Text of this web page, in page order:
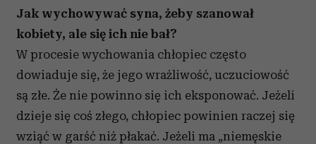
Jak wychowywać syna, żeby szanował
kobiety, ale się ich nie bał?
W procesie wychowania chłopiec często
dowiaduje się, że jego wrażliwość, uczuciowość
są złe. Że nie powinno się ich eksponować. Jeżeli
dzieje się coś złego, chłopiec powinien raczej się
wziąć w garść niż płakać. Jeżeli ma „niemęskie